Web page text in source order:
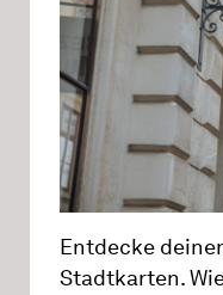
Entdecke
Stadtkarten.